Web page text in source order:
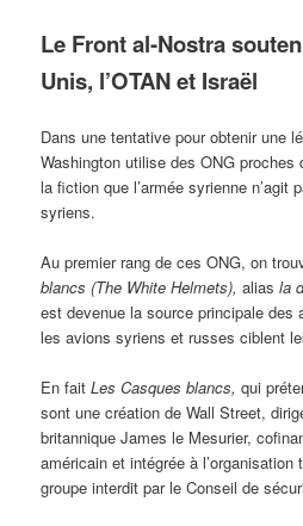
Le Front al-Nostra
Unis, l’OTAN et Israël
Dans une tentative pour obtenir une
Washington utilise des ONG
la fiction que l’armée syrienne
syriens.
Au premier rang de ces ONG, on
blancs (The White Helmets), aliasla
est devenue la source principale des
les avions syriens et russes ciblent
En faitLes Casques blancs, qui
sont une création de Wall Street,
britannique James le Mesurier,
américain et intégrée à l’organisation
groupe interdit par le Conseil de